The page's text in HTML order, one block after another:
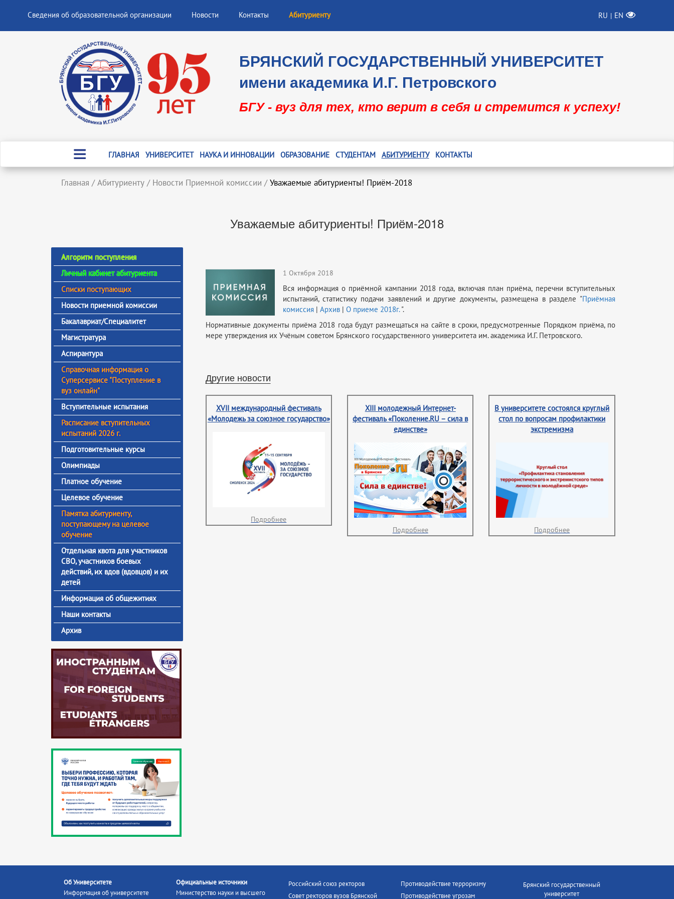
Сведения об образовательной организации Новости Контакты Абитуриенту RU | EN
БРЯНСКИЙ ГОСУДАРСТВЕННЫЙ УНИВЕРСИТЕТ
имени академика И.Г. Петровского
БГУ - вуз для тех, кто верит в себя и стремится к успеху!
ГЛАВНАЯ УНИВЕРСИТЕТ НАУКА И ИННОВАЦИИ ОБРАЗОВАНИЕ СТУДЕНТАМ АБИТУРИЕНТУ КОНТАКТЫ
Главная / Абитуриенту / Новости Приемной комиссии / Уважаемые абитуриенты! Приём-2018
Уважаемые абитуриенты! Приём-2018
Алгоритм поступления
Личный кабинет абитуриента
Списки поступающих
Новости приемной комиссии
Бакалавриат/Специалитет
Магистратура
Аспирантура
Справочная информация о
Суперсервисе "Поступление в
вуз онлайн"
Вступительные испытания
Расписание вступительных
испытаний 2026 г.
Подготовительные курсы
Олимпиады
Платное обучение
Целевое обучение
Памятка абитуриенту,
поступающему на целевое
обучение
Отдельная квота для участников
СВО, участников боевых
действий, их вдов (вдовцов) и их
детей
Информация об общежитиях
Наши контакты
Архив
1 Октября 2018
Вся информация о приёмной кампании 2018 года, включая план приёма, перечни вступительных
испытаний, статистику подачи заявлений и другие документы, размещена в разделе "Приёмная
комиссия | Архив| О приеме 2018г.".
Нормативные документы приёма 2018 года будут размещаться на сайте в сроки, предусмотренные Порядком приёма, по
мере утверждения их Учёным советом Брянского государственного университета им. академика И.Г. Петровского.
Другие новости
XVII международный фестиваль
«Молодежь за союзное государство»
Подробнее
XIII молодежный Интернет-
фестиваль «Поколение.RU – сила в
единстве»
Подробнее
В университете состоялся круглый
стол по вопросам профилактики
экстремизма
Подробнее
Об Университете
Информация об университете
Официальные источники
Министерство науки и высшего
Российский союз ректоров
Совет ректоров вузов Брянской
Противодействие терроризму
Противодействие угрозам
Брянский государственный
университет